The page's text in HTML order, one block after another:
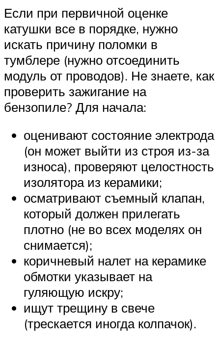
Если при первичной оценке
катушки все в порядке, нужно
искать причину поломки в
тумблере (нужно отсоединить
модуль от проводов). Не знаете, как
проверить зажигание на
бензопиле? Для начала:
оценивают состояние электрода
(он может выйти из строя из-за
износа), проверяют целостность
изолятора из керамики;
осматривают съемный клапан,
который должен прилегать
плотно (не во всех моделях он
снимается);
коричневый налет на керамике
обмотки указывает на
гуляющую искру;
ищут трещину в свече
(трескается иногда колпачок).